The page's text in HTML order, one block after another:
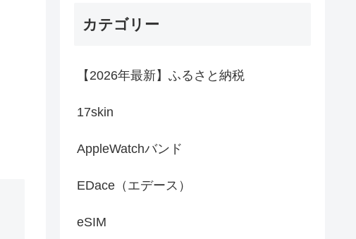
カテゴリー
【2026年最新】ふるさと納税
17skin
AppleWatchバンド
EDace（エデース）
eSIM